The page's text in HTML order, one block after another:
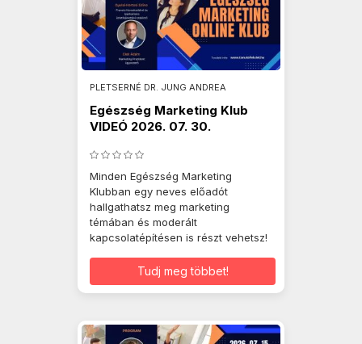
PLETSERNÉ DR. JUNG ANDREA
Egészség Marketing Klub
VIDEÓ 2026. 07. 30.
Minden Egészség Marketing
Klubban egy neves előadót
hallgathatsz meg marketing
témában és moderált
kapcsolatépítésen is részt vehetsz!
Tudj meg többet!